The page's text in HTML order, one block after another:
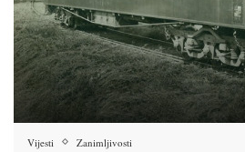
Vijesti Zanimljivosti